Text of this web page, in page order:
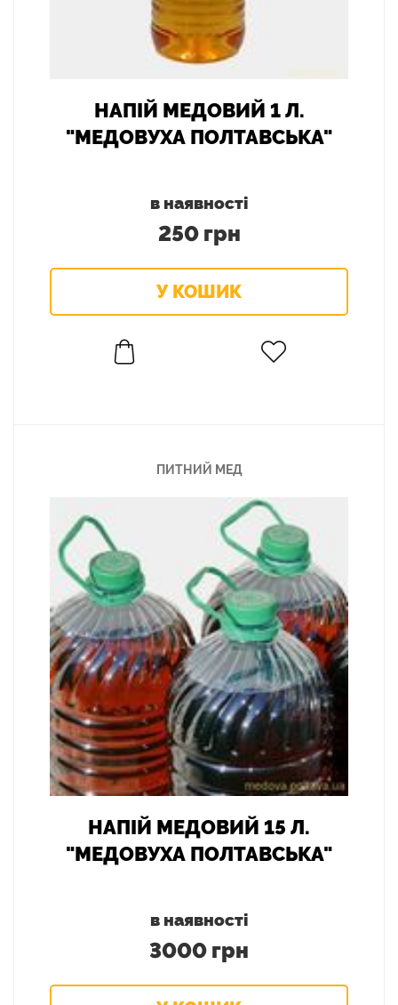
НАПІЙ МЕДОВИЙ 1 Л.
"МЕДОВУХА ПОЛТАВСЬКА"
в наявності
250 грн
ПИТНИЙ МЕД
НАПІЙ МЕДОВИЙ 15 Л.
"МЕДОВУХА ПОЛТАВСЬКА"
в наявності
3000 грн